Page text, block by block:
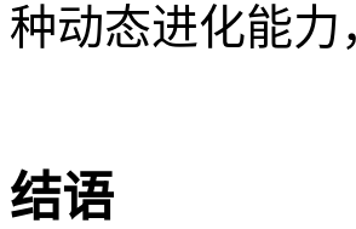
种动态进化能力
结语